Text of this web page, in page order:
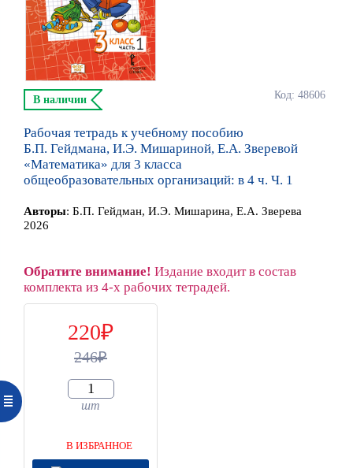
Код: 48606
В наличии
Рабочая тетрадь к учебному пособию
Б.П. Гейдмана, И.Э. Мишариной, Е.А. Зверевой
«Математика» для 3 класса
общеобразовательных организаций: в 4 ч. Ч. 1
Авторы: Б.П. Гейдман, И.Э. Мишарина, Е.А. Зверева
2026
Обратите внимание! Издание входит в состав
комплекта из 4-х рабочих тетрадей.
220
246
шт
В ИЗБРАННОЕ